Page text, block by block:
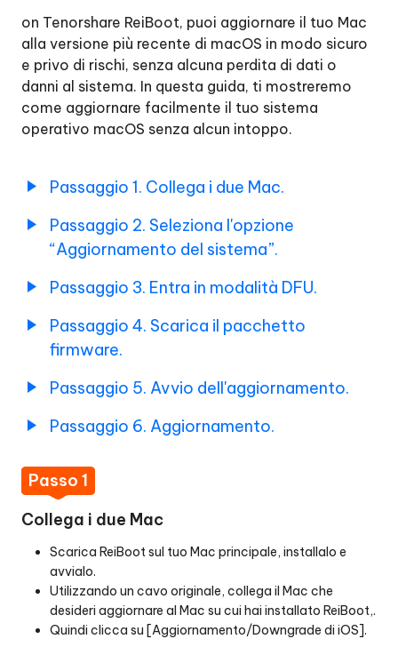
Mac
Passo
2.
Scegliere
l'opzione
di
sistema
Passo
3.
DFU
Passo
4.
Scaricare
firmware
Passo
5.
dell'aggiornamento
Passaggio
6.
Aggiornamento
Downgrade
macOS
Ripristina
Modalità
blocco
recupero
dati
Risolvere
l'errore
14
on Tenorshare ReiBoot, puoi aggiornare il tuo Mac
alla versione più recente di macOS in modo sicuro
e privo di rischi, senza alcuna perdita di dati o
danni al sistema. In questa guida, ti mostreremo
come aggiornare facilmente il tuo sistema
operativo macOS senza alcun intoppo.
Passaggio 1. Collega i due Mac.
Passaggio 2. Seleziona l'opzione
“Aggiornamento del sistema”.
Passaggio 3. Entra in modalità DFU.
Passaggio 4. Scarica il pacchetto
firmware.
Passaggio 5. Avvio dell'aggiornamento.
Passaggio 6. Aggiornamento.
Passo 1
Collega i due Mac
Scarica ReiBoot sul tuo Mac principale, installalo e
avvialo.
Utilizzando un cavo originale, collega il Mac che
desideri aggiornare al Mac su cui hai installato ReiBoot,.
Quindi clicca su [Aggiornamento/Downgrade di iOS].